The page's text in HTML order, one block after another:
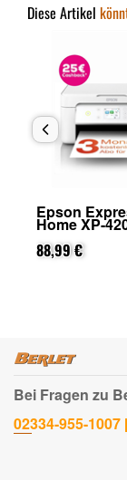
Diese Artikel
Epson
Home XP-
25€
Epson nach
Registrierung)
88,99 €
Bei Fragen zu
02334-955-